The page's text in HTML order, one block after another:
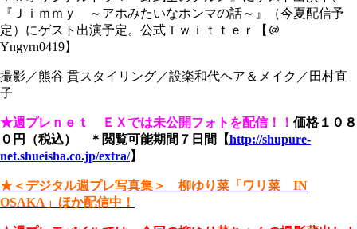
『Ｊｉｍｍｙ ～アホみたいなホンマの話～』（今夏配信予
定）にゲスト出演予定。公式Ｔｗｉｔｔｅｒ【＠
Yngyrn0419】
撮影／熊谷 貫スタイリング／設楽和代ヘア＆メイク／田村直
子
★週プレｎｅｔ ＥＸでは未公開フォトを配信！！ 価格１０８
０円（税込） ＊閲覧可能期間７日間
【http://shupure-
net.shueisha.co.jp/extra/】
★＜デジタル週プレ写真集＞ 柳ゆり菜「ワリ菜 IN
OSAKA」ほか配信中！